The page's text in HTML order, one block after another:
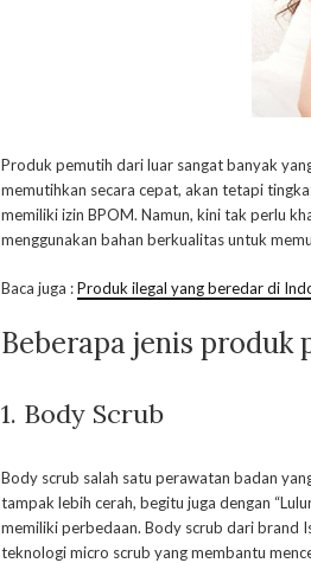
Produk pemutih dari luar sangat banyak
memutihkan secara cepat, akan tetapi
memiliki izin BPOM. Namun, kini tak perlu
menggunakan bahan berkualitas untuk
Baca juga :Produk ilegal yang beredar di
Beberapa jenis produk
1. Body Scrub
Body scrub salah satu perawatan badan
tampak lebih cerah, begitu juga dengan
memiliki perbedaan. Body scrub dari brand
teknologi micro scrub yang membantu